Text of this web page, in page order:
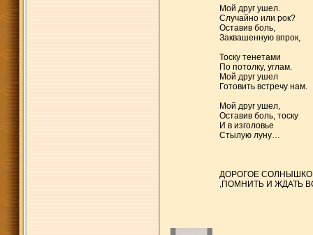
Мой друг ушел.
Случайно или рок?
Оставив боль,
Заквашенную впрок,
Тоску тенетами
По потолку, углам.
Мой друг ушел
Готовить встречу нам.
Мой друг ушел,
Оставив боль, тоску
И в изголовье
Стылую луну…
ДОРОГОЕ
,ПОМНИТЬ И ЖДАТЬ